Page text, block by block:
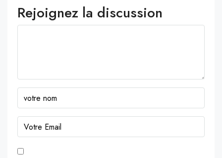
Rejoignez la discussion